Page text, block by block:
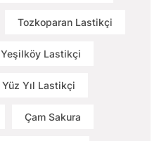
Tozkoparan Lastikçi
Yeşilköy Lastikçi
Yüz Yıl Lastikçi
Çam Sakura